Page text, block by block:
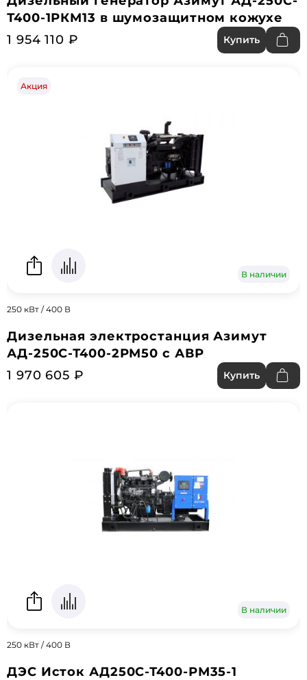
Т400-1РКМ13 в шумозащитном кожухе
1 954 110 ₽
Купить
Акция
В наличии
250 кВт / 400 В
Дизельная электростанция Азимут
АД-250С-Т400-2РМ50 с АВР
1 970 605 ₽
Купить
В наличии
250 кВт / 400 В
ДЭС Исток АД250С-Т400-РМ35-1